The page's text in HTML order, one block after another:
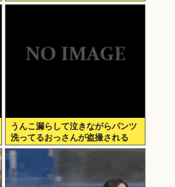
うんこ漏らして泣きながらパンツ
洗ってるおっさんが盗撮される